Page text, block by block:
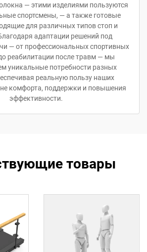
— этими изделиями пользуются
спортсмены, — а также готовые
для различных типов стоп и
адаптации решений под
— от профессиональных спортивных
реабилитации после травм — мы
уникальные потребности разных
реальную пользу наших
комфорта, поддержки и повышения
эффективности.
товары